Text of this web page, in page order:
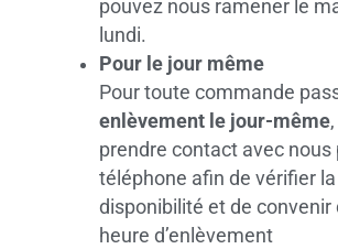
pouvez nous ramener le
lundi.
Pour le jour même
Pour toute commande
enlèvement le jour-même
prendre contact avec nous
téléphone afin de vérifier la
disponibilité et de convenir
heure d’enlèvement